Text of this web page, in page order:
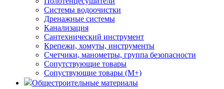
Системы водоочистки
Дренажные системы
Канализация
Сантехнический инструмент
Крепежи, хомуты, инструменты
Счетчики, манометры, группа безопасности
Сопутствующие товары
Сопуствующие товары (М+)
Общестроительные материалы